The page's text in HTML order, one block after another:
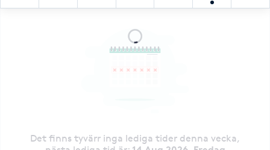
Det finns tyvärr inga lediga tider denna vecka,